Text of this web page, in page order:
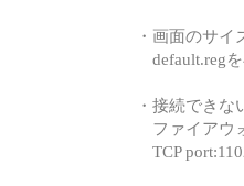
・画面のサ
default.reg
・接続できな
ファイアウ
TCP